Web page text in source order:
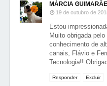
MÁRCIA
19 de outubro de
Estou
Muito obrigada
conhecimento de
canais, Flávio e
Tecnologia!!
Responder Excluir